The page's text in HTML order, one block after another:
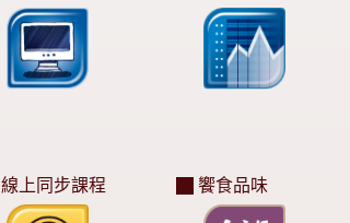
線上同步課程 饗食品味